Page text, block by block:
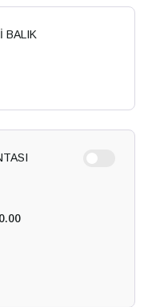
BALIK